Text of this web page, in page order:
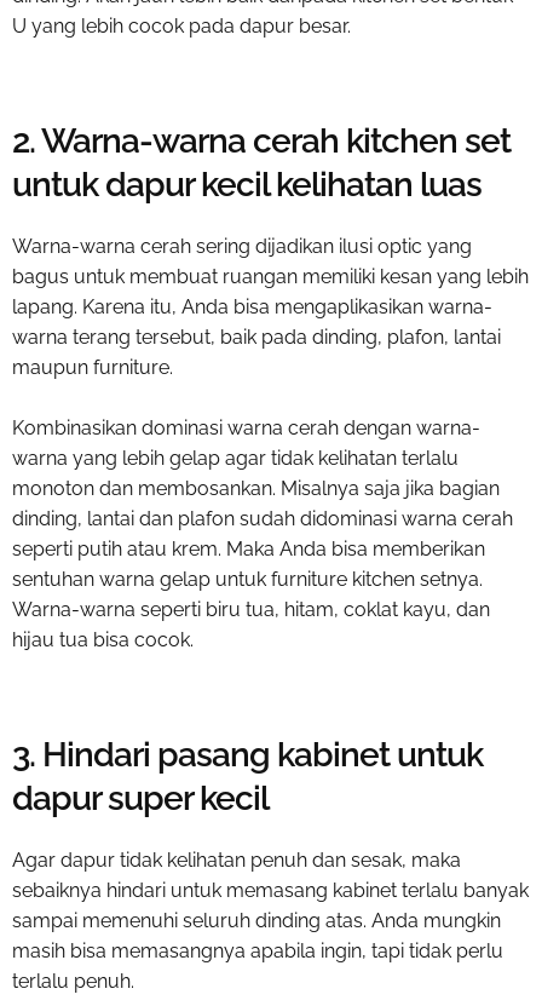
U yang lebih cocok pada dapur besar.
2. Warna-warna cerah kitchen set
untuk dapur kecil kelihatan luas
Warna-warna cerah sering dijadikan ilusi optic yang
bagus untuk membuat ruangan memiliki kesan yang lebih
lapang. Karena itu, Anda bisa mengaplikasikan warna-
warna terang tersebut, baik pada dinding, plafon, lantai
maupun furniture.
Kombinasikan dominasi warna cerah dengan warna-
warna yang lebih gelap agar tidak kelihatan terlalu
monoton dan membosankan. Misalnya saja jika bagian
dinding, lantai dan plafon sudah didominasi warna cerah
seperti putih atau krem. Maka Anda bisa memberikan
sentuhan warna gelap untuk furniture kitchen setnya.
Warna-warna seperti biru tua, hitam, coklat kayu, dan
hijau tua bisa cocok.
3. Hindari pasang kabinet untuk
dapur super kecil
Agar dapur tidak kelihatan penuh dan sesak, maka
sebaiknya hindari untuk memasang kabinet terlalu banyak
sampai memenuhi seluruh dinding atas. Anda mungkin
masih bisa memasangnya apabila ingin, tapi tidak perlu
terlalu penuh.